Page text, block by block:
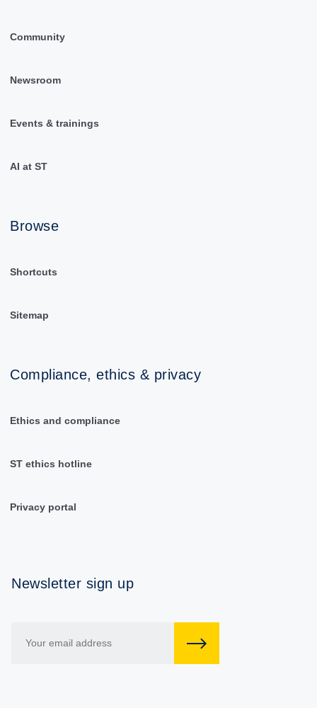
Community
Newsroom
Events & trainings
AI at ST
Browse
Shortcuts
Sitemap
Compliance, ethics & privacy
Ethics and compliance
ST ethics hotline
Privacy portal
Newsletter sign up